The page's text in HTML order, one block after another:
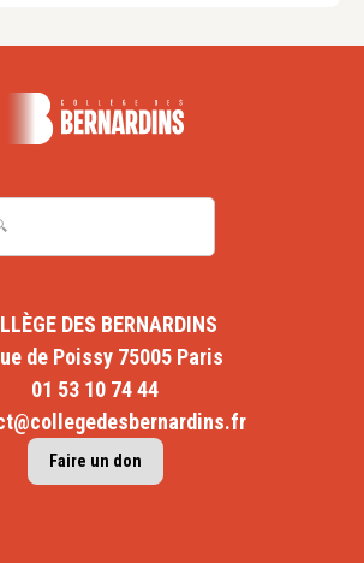
DES BERNARDINS
de Poissy 75005 Paris
01 53 10 74 44
Faire un don